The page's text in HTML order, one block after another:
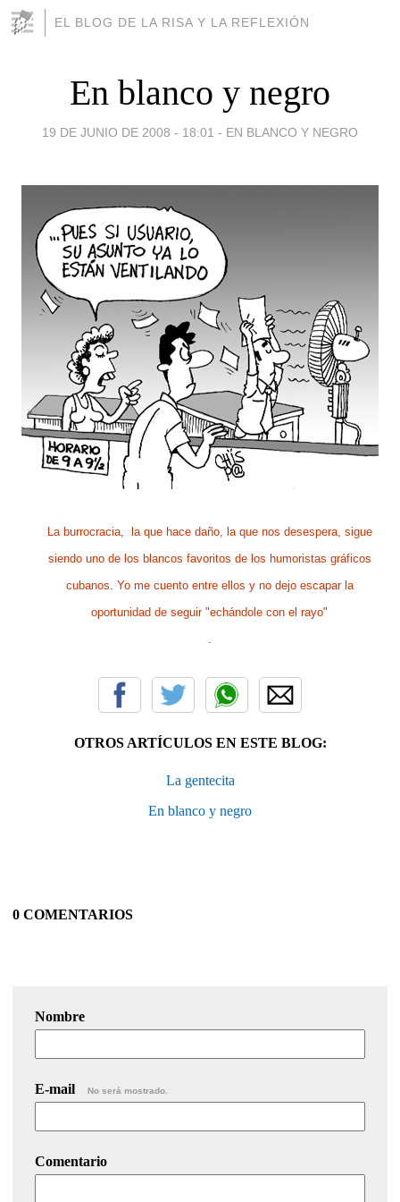
EL BLOG DE LA RISA Y LA REFLEXIÓN
En blanco y negro
19 DE JUNIO DE 2008 - 18:01 - EN BLANCO Y NEGRO
La burrocracia, la que hace daño, la que nos desespera, sigue
siendo uno de los blancos favoritos de los humoristas gráficos
cubanos. Yo me cuento entre ellos y no dejo escapar la
oportunidad de seguir "echándole con el rayo"
OTROS ARTÍCULOS EN ESTE BLOG:
La gentecita
En blanco y negro
0 COMENTARIOS
Nombre
E-mail No será mostrado.
Comentario